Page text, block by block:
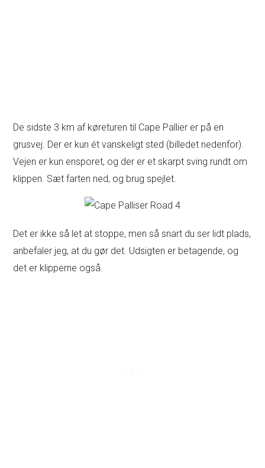
De sidste 3 km af køreturen til Cape Pallier er på en
grusvej. Der er kun ét vanskeligt sted (billedet nedenfor).
Vejen er kun ensporet, og der er et skarpt sving rundt om
klippen. Sæt farten ned, og brug spejlet.
Det er ikke så let at stoppe, men så snart du ser lidt plads,
anbefaler jeg, at du gør det. Udsigten er betagende, og
det er klipperne også.